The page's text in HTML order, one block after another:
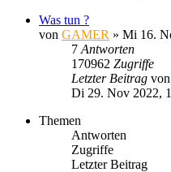
Was tun ?
von GAMER » Mi 16.
7 Antworten
170962 Zugriffe
Letzter Beitrag von
Di 29. Nov 2022,
Themen
Antworten
Zugriffe
Letzter Beitrag